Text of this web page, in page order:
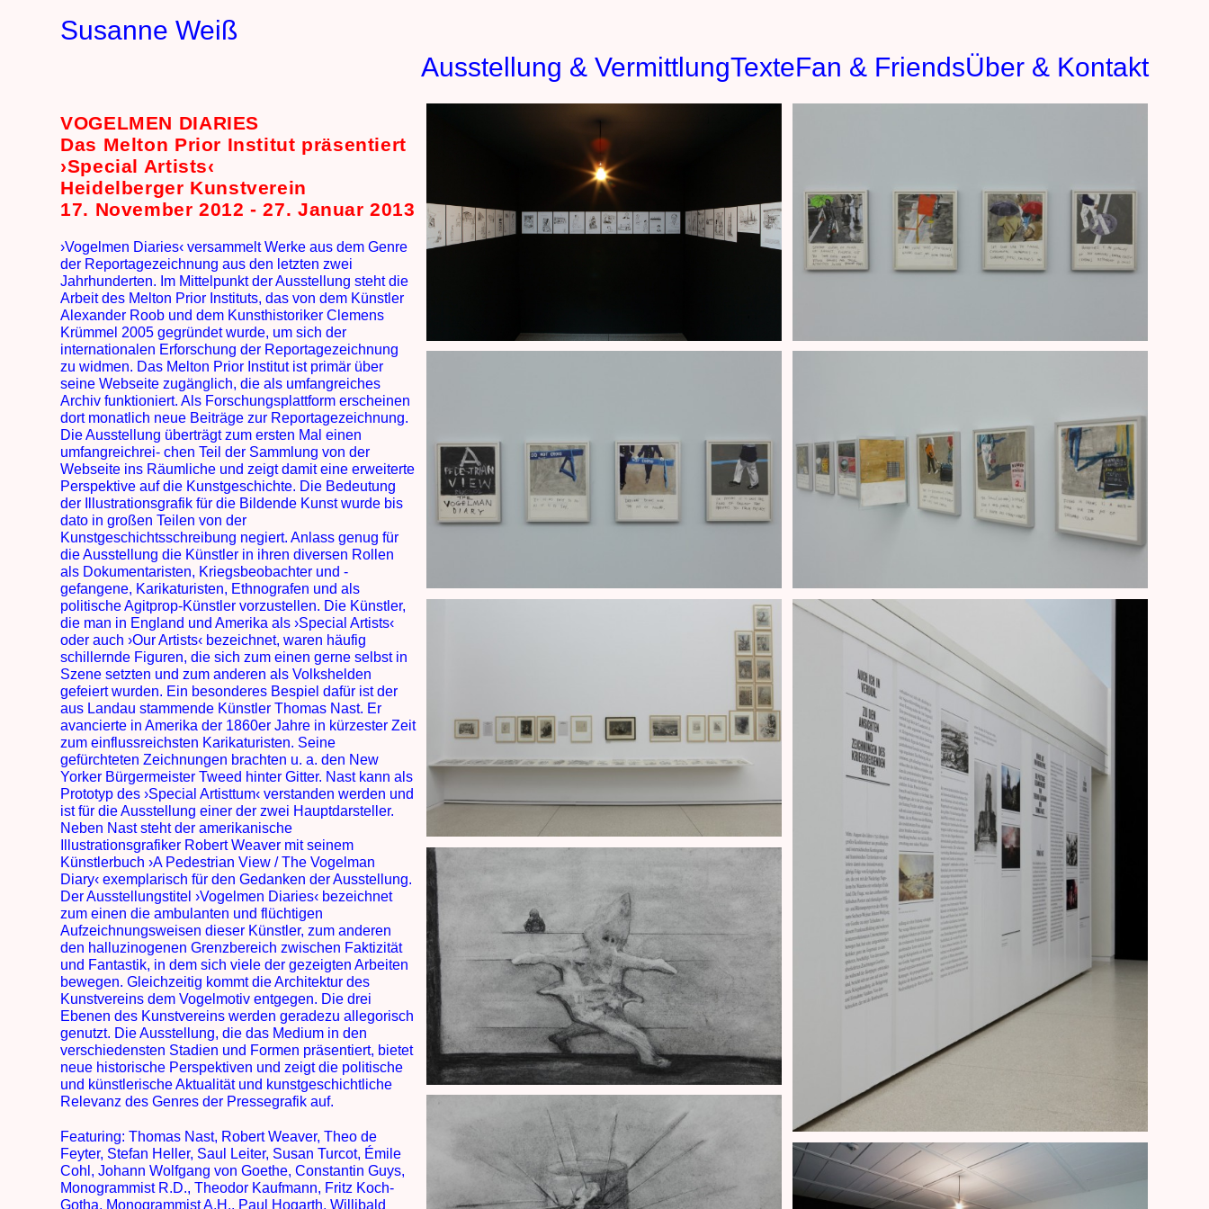
Susanne Weiß
Ausstellung & VermittlungTexteFan & FriendsÜber & Kontakt
VOGELMEN DIARIES
Das Melton Prior Institut präsentiert
›Special Artists‹
Heidelberger Kunstverein
17. November 2012 - 27. Januar 2013
›Vogelmen Diaries‹ versammelt Werke aus dem Genre
der Reportagezeichnung aus den letzten zwei
Jahrhunderten. Im Mittelpunkt der Ausstellung steht die
Arbeit des Melton Prior Instituts, das von dem Künstler
Alexander Roob und dem Kunsthistoriker Clemens
Krümmel 2005 gegründet wurde, um sich der
internationalen Erforschung der Reportagezeichnung
zu widmen. Das Melton Prior Institut ist primär über
seine Webseite zugänglich, die als umfangreiches
Archiv funktioniert. Als Forschungsplattform erscheinen
dort monatlich neue Beiträge zur Reportagezeichnung.
Die Ausstellung überträgt zum ersten Mal einen
umfangreichrei- chen Teil der Sammlung von der
Webseite ins Räumliche und zeigt damit eine erweiterte
Perspektive auf die Kunstgeschichte. Die Bedeutung
der Illustrationsgrafik für die Bildende Kunst wurde bis
dato in großen Teilen von der
Kunstgeschichtsschreibung negiert. Anlass genug für
die Ausstellung die Künstler in ihren diversen Rollen
als Dokumentaristen, Kriegsbeobachter und -
gefangene, Karikaturisten, Ethnografen und als
politische Agitprop-Künstler vorzustellen. Die Künstler,
die man in England und Amerika als ›Special Artists‹
oder auch ›Our Artists‹ bezeichnet, waren häufig
schillernde Figuren, die sich zum einen gerne selbst in
Szene setzten und zum anderen als Volkshelden
gefeiert wurden. Ein besonderes Bespiel dafür ist der
aus Landau stammende Künstler Thomas Nast. Er
avancierte in Amerika der 1860er Jahre in kürzester Zeit
zum einflussreichsten Karikaturisten. Seine
gefürchteten Zeichnungen brachten u. a. den New
Yorker Bürgermeister Tweed hinter Gitter. Nast kann als
Prototyp des ›Special Artisttum‹ verstanden werden und
ist für die Ausstellung einer der zwei Hauptdarsteller.
Neben Nast steht der amerikanische
Illustrationsgrafiker Robert Weaver mit seinem
Künstlerbuch ›A Pedestrian View / The Vogelman
Diary‹ exemplarisch für den Gedanken der Ausstellung.
Der Ausstellungstitel ›Vogelmen Diaries‹ bezeichnet
zum einen die ambulanten und flüchtigen
Aufzeichnungsweisen dieser Künstler, zum anderen
den halluzinogenen Grenzbereich zwischen Faktizität
und Fantastik, in dem sich viele der gezeigten Arbeiten
bewegen. Gleichzeitig kommt die Architektur des
Kunstvereins dem Vogelmotiv entgegen. Die drei
Ebenen des Kunstvereins werden geradezu allegorisch
genutzt. Die Ausstellung, die das Medium in den
verschiedensten Stadien und Formen präsentiert, bietet
neue historische Perspektiven und zeigt die politische
und künstlerische Aktualität und kunstgeschichtliche
Relevanz des Genres der Pressegrafik auf.
Featuring: Thomas Nast, Robert Weaver, Theo de
Feyter, Stefan Heller, Saul Leiter, Susan Turcot, Émile
Cohl, Johann Wolfgang von Goethe, Constantin Guys,
Monogrammist R.D., Theodor Kaufmann, Fritz Koch-
Gotha, Monogrammist A.H., Paul Hogarth, Willibald